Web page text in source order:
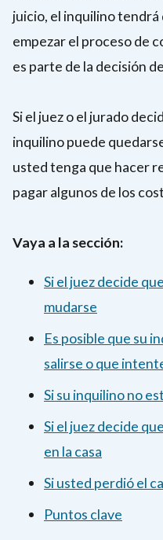
juicio, el inquilino tendrá
empezar el proceso de
es parte de la decisión
Si el juez o el jurado
inquilino puede
usted tenga que hacer
pagar algunos de los
Vaya a la sección:
Si el juez decide
mudarse
Es posible que su
salirse o que
Si su inquilino no
Si el juez decide
en la casa
Si usted perdió el
Puntos clave